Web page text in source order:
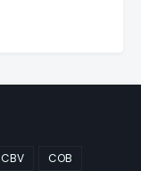
CBV
COB